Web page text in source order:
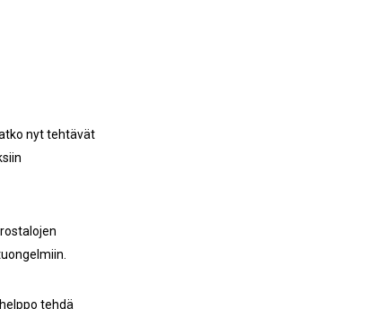
nyt tehtävät
tehdä